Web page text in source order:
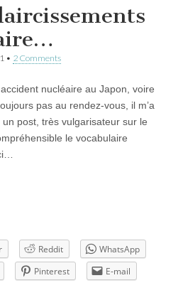
• 2 Comments
nucléaire au Japon, voire
pas au rendez-vous, il m’a
post, très vulgarisateur sur le
le vocabulaire
Reddit
WhatsApp
Pinterest
E-mail